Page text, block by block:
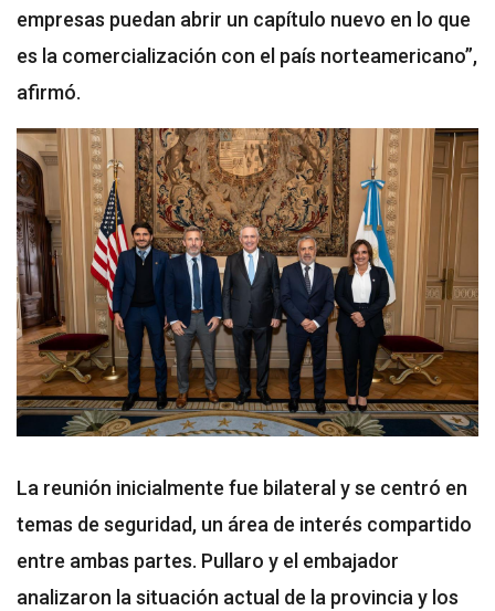
empresas puedan abrir un capítulo nuevo en lo que
es la comercialización con el país norteamericano”,
afirmó.
La reunión inicialmente fue bilateral y se centró en
temas de seguridad, un área de interés compartido
entre ambas partes. Pullaro y el embajador
analizaron la situación actual de la provincia y los